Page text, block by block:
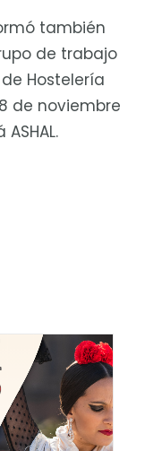
también
de trabajo
Hostelería
de noviembre